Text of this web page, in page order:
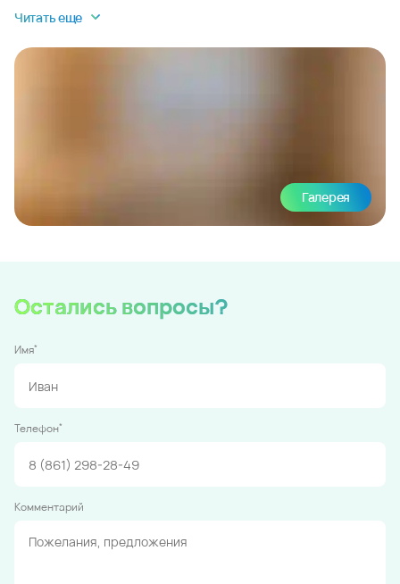
Читать еще
Галерея
Остались вопросы?
Имя*
Телефон*
Комментарий